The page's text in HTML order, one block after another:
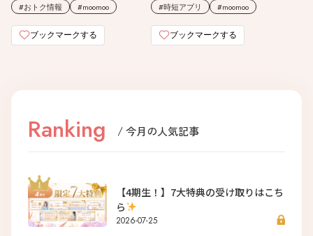
おトク情報 moomoo
ブックマークする
時短アプリ moomoo
ブックマークする
Ranking / 今月の人気記事
【4期生！】7大特典の受け取りはこち
ら
2026-07-25